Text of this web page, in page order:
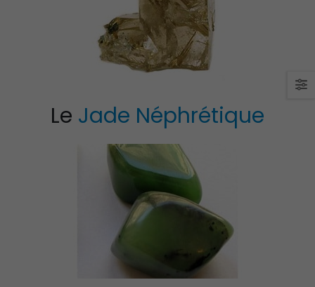
Le Jade Néphrétique